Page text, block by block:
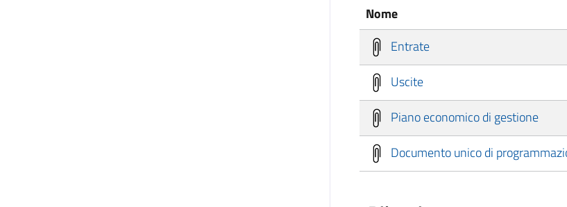
Nome
Entrate
Uscite
Piano economico di gestione
Documento unico di